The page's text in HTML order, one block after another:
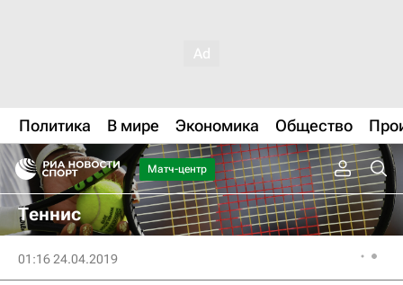
Политика В мире Экономика Общество
Матч-центр
Теннис
01:16 24.04.2019